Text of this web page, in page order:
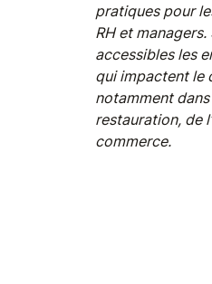
pratiques pour
RH et
accessibles les
qui impactent le
notamment
restauration, de
commerce.